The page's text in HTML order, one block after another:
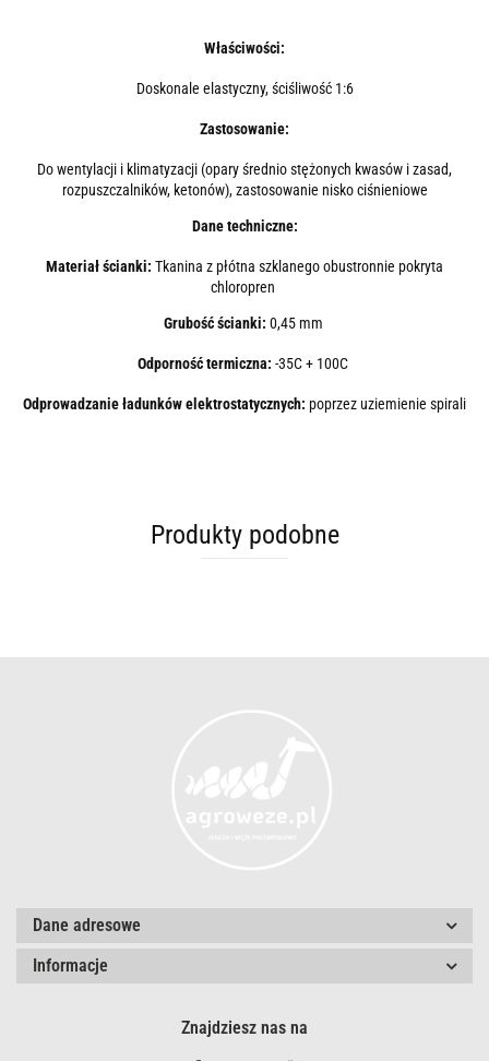
Właściwości:
Doskonale elastyczny, ściśliwość 1:6
Zastosowanie:
Do wentylacji i klimatyzacji (opary średnio stężonych kwasów i zasad,
rozpuszczalników, ketonów), zastosowanie nisko ciśnieniowe
Dane techniczne:
Materiał ścianki: Tkanina z płótna szklanego obustronnie pokryta
chloropren
Grubość ścianki: 0,45 mm
Odporność termiczna: -35C + 100C
Odprowadzanie ładunków elektrostatycznych: poprzez uziemienie spirali
Produkty podobne
Dane adresowe
Informacje
Znajdziesz nas na